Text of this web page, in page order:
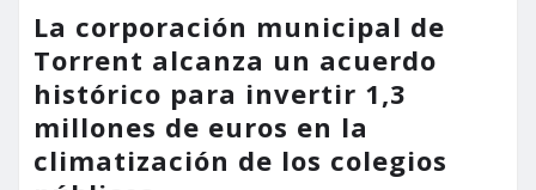
La corporación municipal de
Torrent alcanza un acuerdo
histórico para invertir 1,3
millones de euros en la
climatización de los colegios